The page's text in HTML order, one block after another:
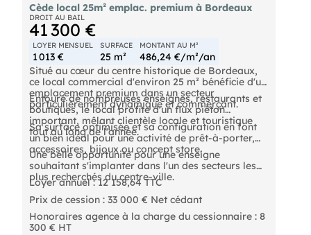
Cède local 25m² emplac. premium à Bordeaux
DROIT AU BAIL
41 300 €
LOYER MENSUEL
1 013 €
SURFACE
25 m²
MONTANT AU M²
486,24 €/m²/an
Situé au cœur du centre historique de Bordeaux,
ce local commercial d'environ 25 m² bénéficie d'un
emplacement premium dans un secteur
particulièrement dynamique et commerçant.
Entouré de nombreuses enseignes, restaurants et
boutiques, le local profite d'un flux piéton
important, mêlant clientèle locale et touristique
tout au long de l'année.
Sa surface optimisée et sa configuration en font
un bien idéal pour une activité de prêt-à-porter,
accessoires, bijoux ou concept store.
Une belle opportunité pour une enseigne
souhaitant s'implanter dans l'un des secteurs les
plus recherchés du centre-ville.
Loyer annuel : 12 158,64 TTC
Prix de cession : 33 000 € Net cédant
Honoraires agence à la charge du cessionnaire : 8
300 € HT